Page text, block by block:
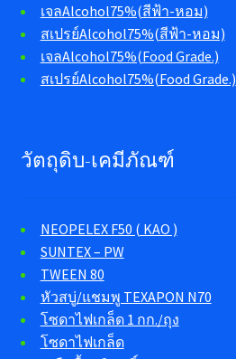
เจลAlcohol75%(สีฟ้า-หอม)
สเปรย์Alcohol75%(สีฟ้า-หอม)
เจลAlcohol75%(Food Grade.)
สเปรย์Alcohol75%(Food Grade.)
วัตถุดิบ-เคมีภัณฑ์
NEOPELEX F50 ( KAO )
SUNTEX – PW
TWEEN 80
หัวสบู่/แชมพู TEXAPON N70
โซดาไฟเกล็ด 1 กก./ถุง
โซดาไฟเกล็ด